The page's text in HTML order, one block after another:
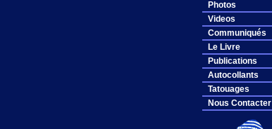
Photos
Videos
Communiqués
Le Livre
Publications
Autocollants
Tatouages
Nous Contacter